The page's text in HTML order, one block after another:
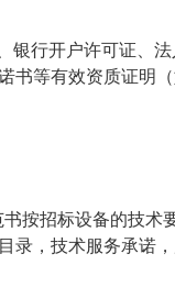
银行开户许可证、
书等有效资质证明
按招标设备的技
录，技术服务承诺